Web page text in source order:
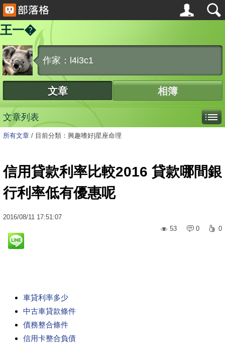
王一�
作家：l4i3c1
文章 相簿
文章列表
所有文章 / 目前分類：興趣嗜好|星座命理
信用貸款利率比較2016 貸款哪間銀
行利率低有優惠呢
2016/08/11 17:51:07
53
0 0
車貸利率多少
中古車貸款條件
債務整合條件
信用卡整合負債